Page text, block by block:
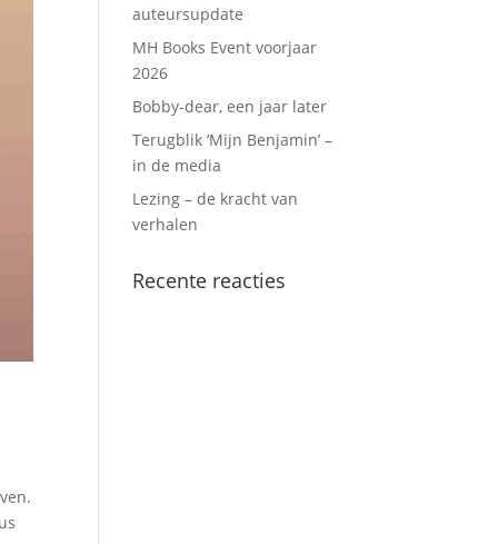
auteursupdate
MH Books Event voorjaar
2026
Bobby-dear, een jaar later
Terugblik ‘Mijn Benjamin’ –
in de media
Lezing – de kracht van
verhalen
Recente reacties